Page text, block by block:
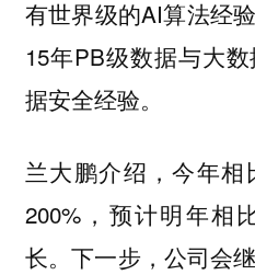
有世界级的AI算法经
15年PB级数据与大
据安全经验。
兰大鹏介绍，今年
200%，预计明年相
长。下一步，公司会